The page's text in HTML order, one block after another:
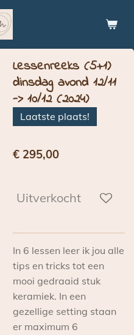
Lessenreeks (5+1)
dinsdag avond 12/11
-> 10/12 (2024)
Laatste plaats!
€ 295,00
Uitverkocht
In 6 lessen leer ik jou alle
tips en tricks tot een
mooi gedraaid stuk
keramiek. In een
gezellige setting staan
er maximum 6